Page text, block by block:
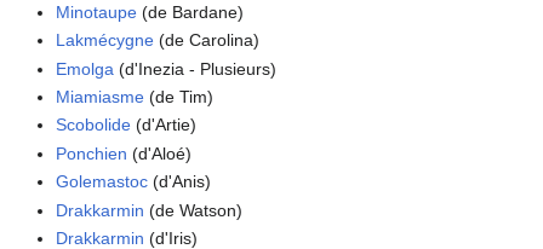
Minotaupe (de Bardane)
Lakmécygne (de Carolina)
Emolga (d'Inezia - Plusieurs)
Miamiasme (de Tim)
Scobolide (d'Artie)
Ponchien (d'Aloé)
Golemastoc (d'Anis)
Drakkarmin (de Watson)
Drakkarmin (d'Iris)